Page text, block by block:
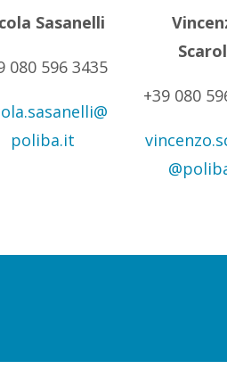
Sasanelli
080 596 3435
poliba.it
+39 080